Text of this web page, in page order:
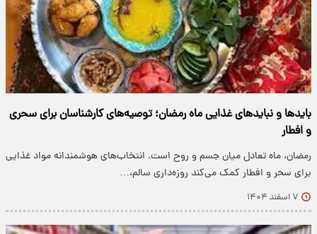
بایدها و نبایدهای غذایی ماه رمضان؛ توصیه‌های کارشناسان برای سحری
و افطار
رمضان،‌ ماه تعادل میان جسم و روح است. انتخاب‌های هوشمندانه مواد غذایی
برای سحر و افطار کمک می‌کند روزه‌داری سالم،…
۷ اسفند ۱۴۰۴